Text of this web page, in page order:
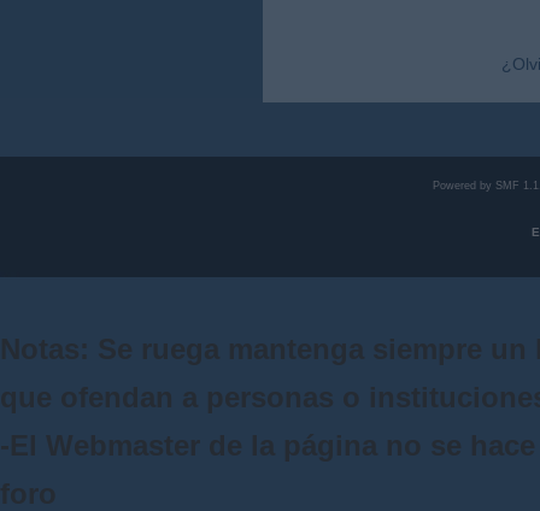
Powered by SMF
Notas: Se ruega mantenga siempre
que ofendan a personas o
-El Webmaster de la página no se
foro